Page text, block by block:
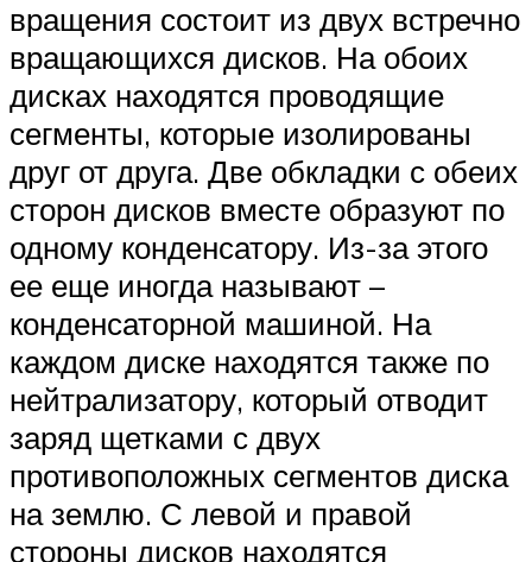
вращения состоит из двух встречно
вращающихся дисков. На обоих
дисках находятся проводящие
сегменты, которые изолированы
друг от друга. Две обкладки с обеих
сторон дисков вместе образуют по
одному конденсатору. Из-за этого
ее еще иногда называют –
конденсаторной машиной. На
каждом диске находятся также по
нейтрализатору, который отводит
заряд щетками с двух
противоположных сегментов диска
на землю. С левой и правой
стороны дисков находятся